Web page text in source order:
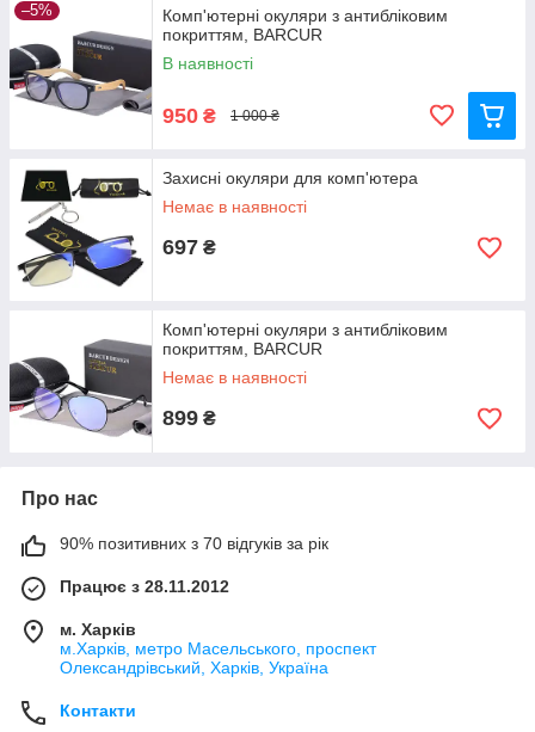
–5%
Комп'ютерні окуляри з антибліковим
покриттям, BARCUR
В наявності
950 ₴ 1 000 ₴
Захисні окуляри для комп'ютера
Немає в наявності
697 ₴
Комп'ютерні окуляри з антибліковим
покриттям, BARCUR
Немає в наявності
899 ₴
Про нас
90% позитивних з 70 відгуків за рік
Працює з 28.11.2012
м. Харків
м.Харків, метро Масельського, проспект
Олександрівський, Харків, Україна
Контакти